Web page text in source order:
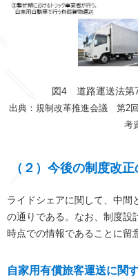
図4 道路運送法第
出典：規制改革推進会議 第2
考
（２）今後の制度改
ライドシェアに関して、中間
の通りである。なお、制度設
時点での情報であることに留
自家用有償旅客運送に関